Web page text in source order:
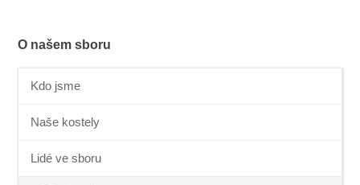
O našem sboru
Kdo jsme
Naše kostely
Lidé ve sboru